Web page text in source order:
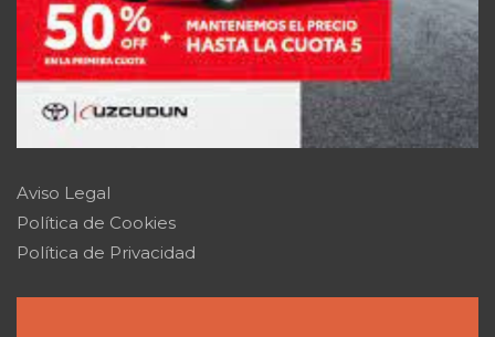
Aviso Legal
Política de Cookies
Política de Privacidad